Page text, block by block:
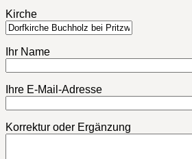
Kirche
Ihr Name
Ihre E-Mail-Adresse
Korrektur oder Ergänzung